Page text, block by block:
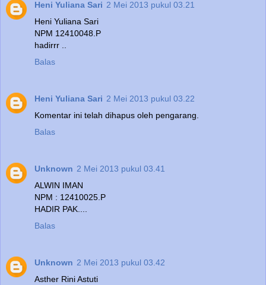
Heni Yuliana Sari 2 Mei 2013 pukul 03.21
Heni Yuliana Sari
NPM 12410048.P
hadirrr ..
Balas
Heni Yuliana Sari 2 Mei 2013 pukul 03.22
Komentar ini telah dihapus oleh pengarang.
Balas
Unknown 2 Mei 2013 pukul 03.41
ALWIN IMAN
NPM : 12410025.P
HADIR PAK....
Balas
Unknown 2 Mei 2013 pukul 03.42
Asther Rini Astuti